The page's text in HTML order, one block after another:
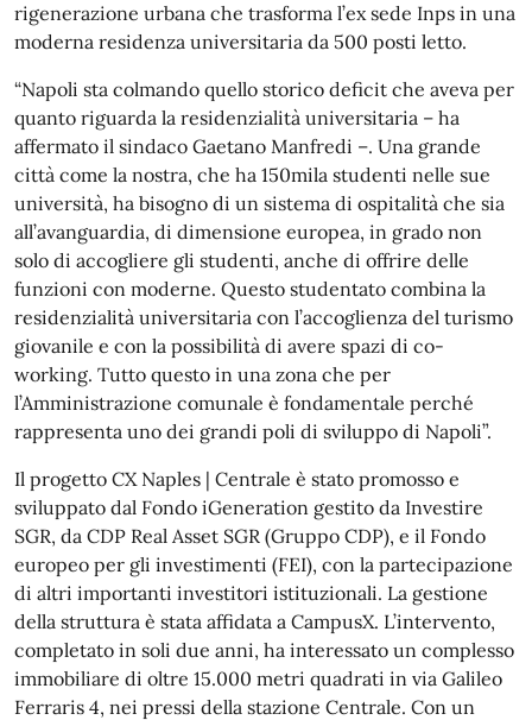
rigenerazione urbana che trasforma l’ex sede Inps in una
moderna residenza universitaria da 500 posti letto.
“Napoli sta colmando quello storico deficit che aveva per
quanto riguarda la residenzialità universitaria – ha
affermato il sindaco Gaetano Manfredi –. Una grande
città come la nostra, che ha 150mila studenti nelle sue
università, ha bisogno di un sistema di ospitalità che sia
all’avanguardia, di dimensione europea, in grado non
solo di accogliere gli studenti, anche di offrire delle
funzioni con moderne. Questo studentato combina la
residenzialità universitaria con l’accoglienza del turismo
giovanile e con la possibilità di avere spazi di co-
working. Tutto questo in una zona che per
l’Amministrazione comunale è fondamentale perché
rappresenta uno dei grandi poli di sviluppo di Napoli”.
Il progetto CX Naples | Centrale è stato promosso e
sviluppato dal Fondo iGeneration gestito da Investire
SGR, da CDP Real Asset SGR (Gruppo CDP), e il Fondo
europeo per gli investimenti (FEI), con la partecipazione
di altri importanti investitori istituzionali. La gestione
della struttura è stata affidata a CampusX. L’intervento,
completato in soli due anni, ha interessato un complesso
immobiliare di oltre 15.000 metri quadrati in via Galileo
Ferraris 4, nei pressi della stazione Centrale. Con un